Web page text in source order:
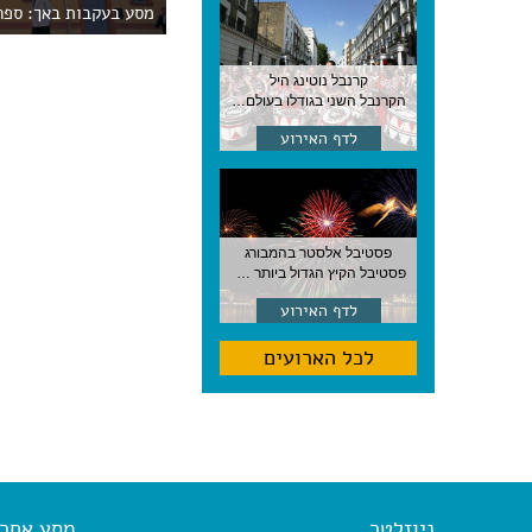
קרנבל נוטינג היל
הקרנבל השני בגודלו בעולם, עם מוזיקה, תהלוכות ותחפושות. לונדון
לדף האירוע
פסטיבל אלסטר בהמבורג
פסטיבל הקיץ הגדול ביותר בהמבורג, סוף אוגוסט, גרמניה
לדף האירוע
לכל הארועים
מסע בעקבות באך: